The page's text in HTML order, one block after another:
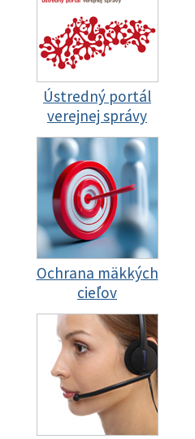
Ústredný portál
verejnej správy
Ochrana mäkkých
cieľov